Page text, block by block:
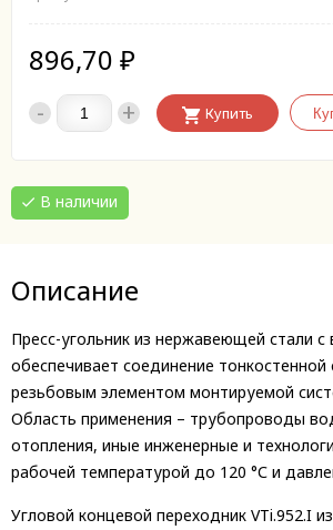
896,70 ₽
- + Купить
В наличии
Описание
Пресс-угольник из нержавеющей стали с
обеспечивает соединение
резьбовым элементом монтируемой
Область применения – трубопроводы
отопления, иные инженерные и
рабочей температурой до 120 °С и
Угловой концевой переходник VTi.952.I